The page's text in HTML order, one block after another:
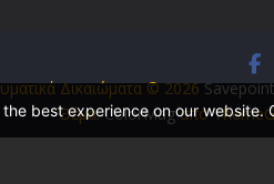
Δικαιώματα © 2026
Θέμα:ColorMagαπό
best experience on our